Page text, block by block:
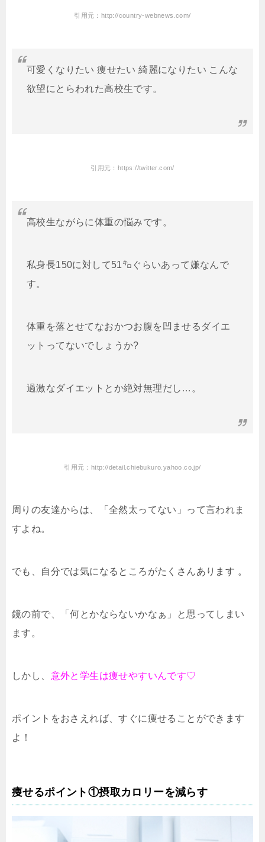
引用元：http://country-webnews.com/
可愛くなりたい 痩せたい 綺麗になりたい こんな
欲望にとらわれた高校生です。
引用元：https://twitter.com/
高校生ながらに体重の悩みです。
私身長150に対して51㌔ぐらいあって嫌なんで
す。
体重を落とせてなおかつお腹を凹ませるダイエ
ットってないでしょうか?
過激なダイエットとか絶対無理だし…。
引用元：http://detail.chiebukuro.yahoo.co.jp/
周りの友達からは、「全然太ってない」って言われま
すよね。
でも、自分では気になるところがたくさんあります 。
鏡の前で、「何とかならないかなぁ」と思ってしまい
ます。
しかし、 意外と学生は痩せやすいんです♡
ポイントをおさえれば、すぐに痩せることができます
よ！
痩せるポイント①摂取カロリーを減らす